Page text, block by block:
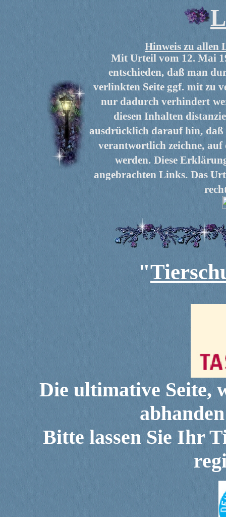
Hinweis zu allen
Mit Urteil vom 12. Mai
entschieden, daß man
verlinkten Seite ggf. mit zu
nur dadurch verhindert
diesen Inhalten
ausdrücklich darauf hin, daß
verantwortlich zeichne, auf
werden. Diese
angebrachten Links. Das
"
Die ultimative Seite,
Bitte lassen Sie Ihr